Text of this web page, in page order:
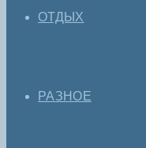
ОТДЫХ
РАЗНОЕ